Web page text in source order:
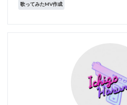
歌ってみたMV作成